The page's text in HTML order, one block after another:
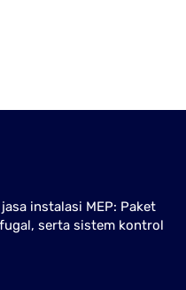
instalasi MEP: Paket
serta sistem kontrol